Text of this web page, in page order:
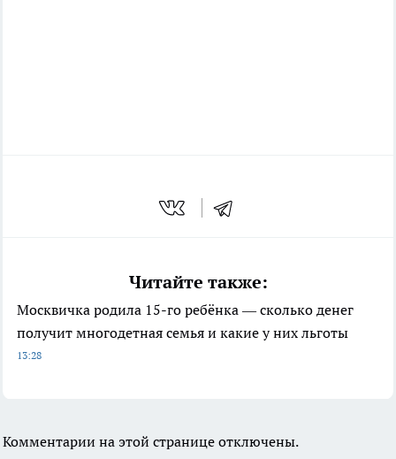
Читайте также:
Москвичка родила 15-го ребёнка — сколько денег
получит многодетная семья и какие у них льготы
13:28
Комментарии на этой странице отключены.